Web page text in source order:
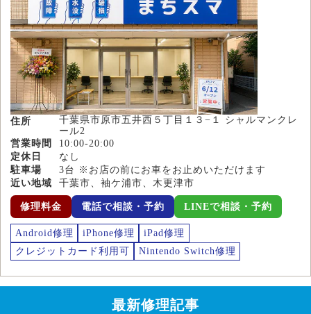
住所
千葉県市原市五井西５丁目１３−１ シャルマンクレ
ール2
営業時間
10:00-20:00
定休日
なし
駐車場
3台 ※お店の前にお車をお止めいただけます
近い地域
千葉市、袖ケ浦市、木更津市
修理料金 電話で相談・予約 LINEで相談・予約
Android修理 iPhone修理
iPad修理
クレジットカード利用可
Nintendo Switch修理
最新修理記事